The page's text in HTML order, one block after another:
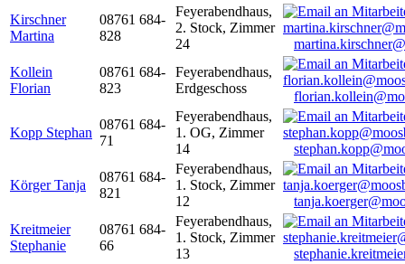
Kirschner
Martina
08761 684-
828
Feyerabendhaus,
2. Stock, Zimmer
24
Kollein
Florian
08761 684-
823
Feyerabendhaus,
Erdgeschoss
Kopp Stephan
08761 684-
71
Feyerabendhaus,
1. OG, Zimmer
14
Körger Tanja
08761 684-
821
Feyerabendhaus,
1. Stock, Zimmer
12
Kreitmeier
Stephanie
08761 684-
66
Feyerabendhaus,
1. Stock, Zimmer
13